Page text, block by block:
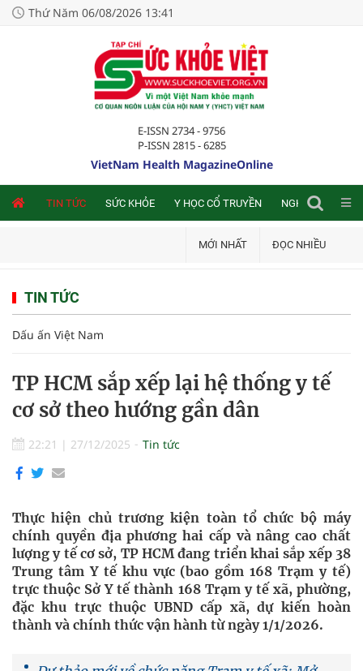
Thứ Năm 06/08/2026 13:41
E-ISSN 2734 - 9756
P-ISSN 2815 - 6285
VietNam Health MagazineOnline
TIN TỨC SỨC KHỎE Y HỌC CỔ TRUYỀN NGHIÊN CỨU
MỚI NHẤT ĐỌC NHIỀU
TIN TỨC
Dấu ấn Việt Nam
TP HCM sắp xếp lại hệ thống y tế
cơ sở theo hướng gần dân
22:21 | 27/12/2025 Tin tức
Thực hiện chủ trương kiện toàn tổ chức bộ máy
chính quyền địa phương hai cấp và nâng cao chất
lượng y tế cơ sở, TP HCM đang triển khai sắp xếp 38
Trung tâm Y tế khu vực (bao gồm 168 Trạm y tế)
trực thuộc Sở Y tế thành 168 Trạm y tế xã, phường,
đặc khu trực thuộc UBND cấp xã, dự kiến hoàn
thành và chính thức vận hành từ ngày 1/1/2026.